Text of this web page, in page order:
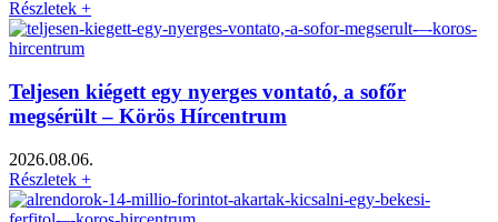
Részletek +
Teljesen kiégett egy nyerges vontató, a sofőr
megsérült – Körös Hírcentrum
2026.08.06.
Részletek +